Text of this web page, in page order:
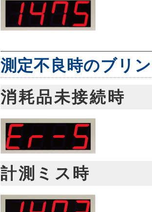
測定不良時のブリ
消耗品未接続時
計測ミス時